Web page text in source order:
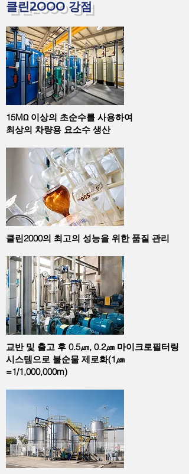
클린2000 강점
15MΩ 이상의 초순수를 사용하여
​최상의 차량용 요소수 생산
​클린2000의 최고의 성능을 위한 품질 관리
교반 및 출고 후 0.5㎛, 0.2㎛ 마이크로필터링
시스템으로 불순물 제로화(1㎛
=1/1,000,000m)